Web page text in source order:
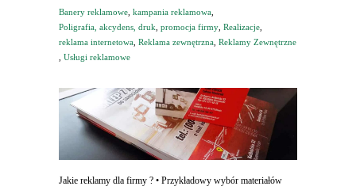
Banery reklamowe kampania reklamowa
Poligrafia, akcydens, druk promocja firmy Realizacje
reklama internetowa Reklama zewnętrzna Reklamy Zewnętrzne
Usługi reklamowe
Jakie reklamy dla firmy ? • Przykładowy wybór materiałów